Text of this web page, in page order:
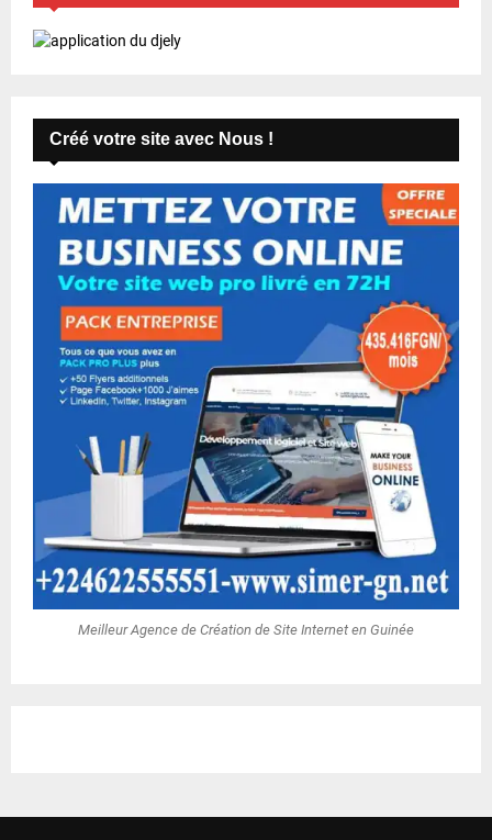
Créé votre site avec Nous !
Meilleur Agence de Création de Site Internet en Guinée